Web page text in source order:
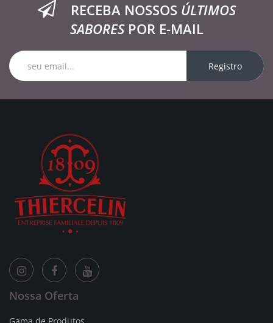
RECEBA NOSSOS ÚLTIMOS
SABORESPOR E-MAIL
Registro
Nossa Oferta